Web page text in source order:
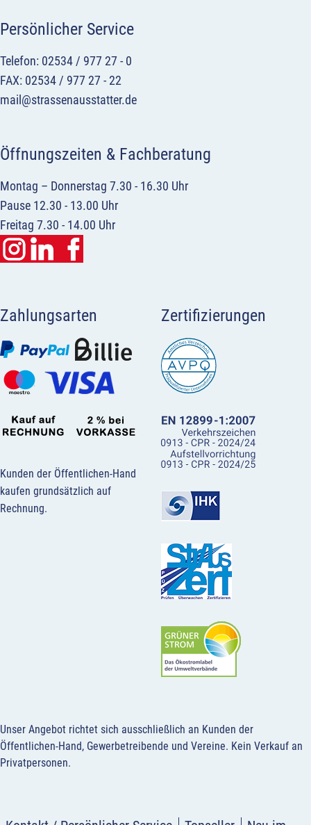
Persönlicher Service
Telefon: 02534 / 977 27 - 0
FAX: 02534 / 977 27 - 22
mail@strassenausstatter.de
Öffnungszeiten & Fachberatung
Montag – Donnerstag 7.30 - 16.30 Uhr
Pause 12.30 - 13.00 Uhr
Freitag 7.30 - 14.00 Uhr
Zahlungsarten
Kunden der Öffentlichen-Hand
kaufen grundsätzlich auf
Rechnung.
Zertifizierungen
Unser Angebot richtet sich ausschließlich an Kunden der
Öffentlichen-Hand, Gewerbetreibende und Vereine. Kein Verkauf an
Privatpersonen.